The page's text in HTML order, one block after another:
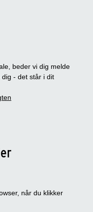
beder vi dig melde
- det står i dit
når du klikker